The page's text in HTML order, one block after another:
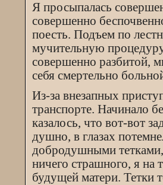
Я просыпалась
совершенно
поесть. Подъем по
мучительную
совершенно разбитой,
себя смертельно
Из-за внезапных
транспорте. Начинало
казалось, что вот-вот
душно, в глазах
добродушными
ничего страшного, я на
будущей матери. Тетки